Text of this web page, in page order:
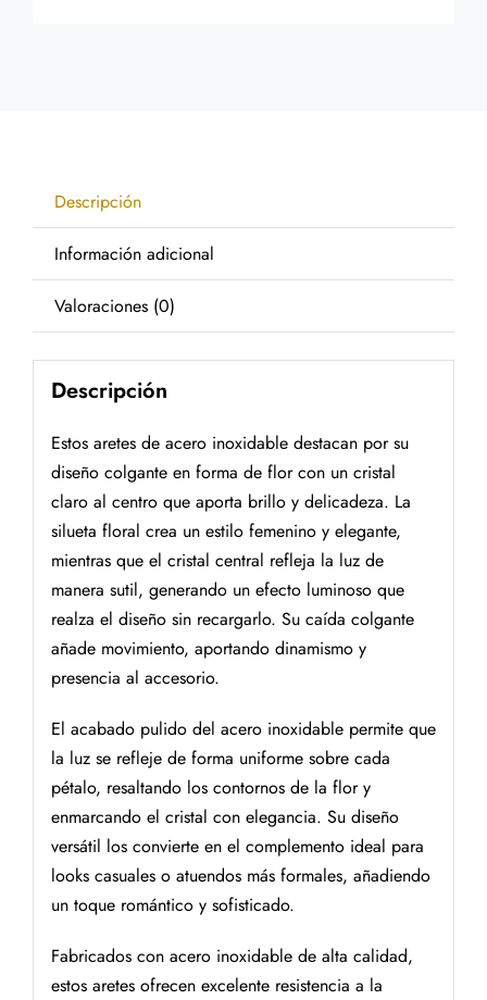
Descripción
Información adicional
Valoraciones (0)
Descripción
Estos aretes de acero inoxidable destacan por su
diseño colgante en forma de flor con un cristal
claro al centro que aporta brillo y delicadeza. La
silueta floral crea un estilo femenino y elegante,
mientras que el cristal central refleja la luz de
manera sutil, generando un efecto luminoso que
realza el diseño sin recargarlo. Su caída colgante
añade movimiento, aportando dinamismo y
presencia al accesorio.
El acabado pulido del acero inoxidable permite que
la luz se refleje de forma uniforme sobre cada
pétalo, resaltando los contornos de la flor y
enmarcando el cristal con elegancia. Su diseño
versátil los convierte en el complemento ideal para
looks casuales o atuendos más formales, añadiendo
un toque romántico y sofisticado.
Fabricados con acero inoxidable de alta calidad,
estos aretes ofrecen excelente resistencia a la